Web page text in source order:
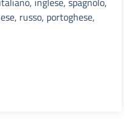
russo, portoghese,